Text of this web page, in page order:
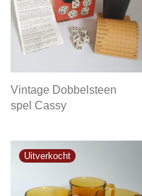
Vintage Dobbelsteen
spel Cassy